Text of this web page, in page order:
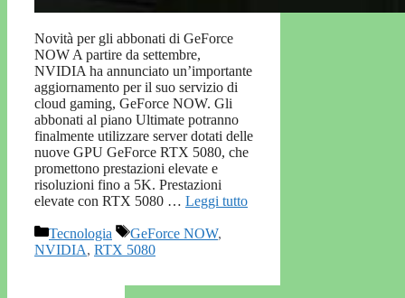
Novità per gli abbonati di GeForce
NOW A partire da settembre,
NVIDIA ha annunciato un’importante
aggiornamento per il suo servizio di
cloud gaming, GeForce NOW. Gli
abbonati al piano Ultimate potranno
finalmente utilizzare server dotati delle
nuove GPU GeForce RTX 5080, che
promettono prestazioni elevate e
risoluzioni fino a 5K. Prestazioni
elevate con RTX 5080 … Leggi tutto
Categorie
Tecnologia Tag
GeForce NOW,
NVIDIA, RTX 5080